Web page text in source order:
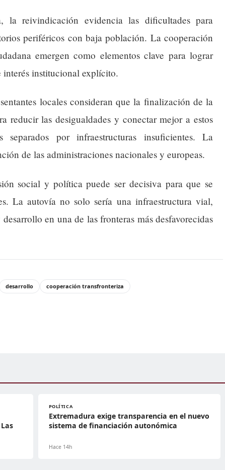
la reivindicación evidencia las dificultades para
periféricos con baja población. La cooperación
emergen como elementos clave para lograr
interés institucional explícito.
locales consideran que la finalización de la
reducir las desigualdades y conectar mejor a estos
por infraestructuras insuficientes. La
de las administraciones nacionales y europeas.
social y política puede ser decisiva para que se
La autovía no solo sería una infraestructura vial,
en una de las fronteras más desfavorecidas
desarrollo cooperación transfronteriza
POLÍTICA
Extremadura exige transparencia en el nuevo
sistema de financiación autonómica
Hace 14h